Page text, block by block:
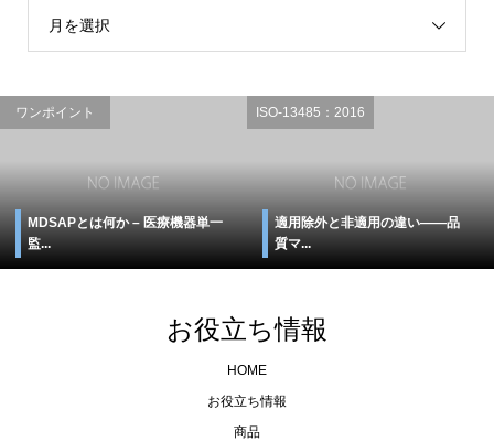
月を選択
ワンポイント
MDSAPとは何か – 医療機器単一
監...
ISO-13485：2016
適用除外と非適用の違い――品
質マ...
お役立ち情報
HOME
お役立ち情報
商品